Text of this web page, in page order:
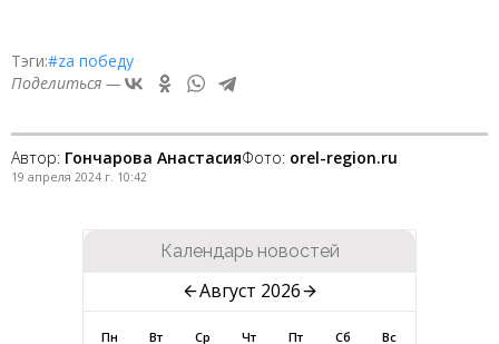
Тэги:#zа победу
Поделиться —
Автор: Гончарова АнастасияФото: orel-region.ru
19 апреля 2024 г. 10:42
Календарь новостей
Август 2026
Пн Вт Ср Чт Пт Сб Вс